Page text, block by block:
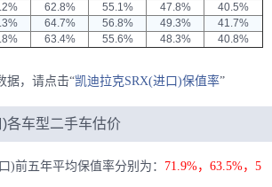
62.8% 55.1% 47.8%
40.5%
64.7% 56.8% 49.3%
41.7%
63.4% 55.6% 48.3% 40.8%
据，请点击“凯迪拉克SRX(进口)保值率”
各车型二手车估价
)前五年平均保值率分别为： 71.9%，63.5%，5